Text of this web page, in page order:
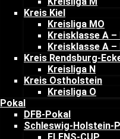
Kreis Kiel
Kreisliga MO
Kreisklasse A –
Kreisklasse A –
Kreis Rendsburg-
Kreisliga N
Kreis Ostholstein
Kreisliga O
Pokal
DFB-Pokal
Schleswig-Holstein-